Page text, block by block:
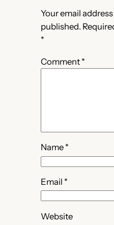
Your email
published.
*
Comment *
Name *
Email *
Website